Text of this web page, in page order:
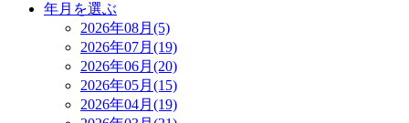
年月を選ぶ
2026年08月(5)
2026年07月(19)
2026年06月(20)
2026年05月(15)
2026年04月(19)